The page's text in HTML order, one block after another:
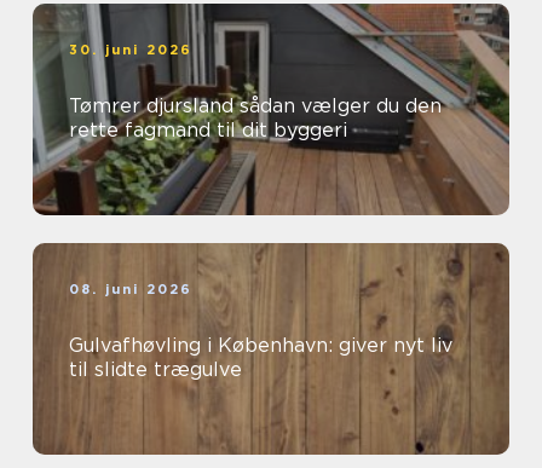
30. juni 2026
Tømrer djursland sådan vælger du den
rette fagmand til dit byggeri
08. juni 2026
Gulvafhøvling i København: giver nyt liv
til slidte trægulve